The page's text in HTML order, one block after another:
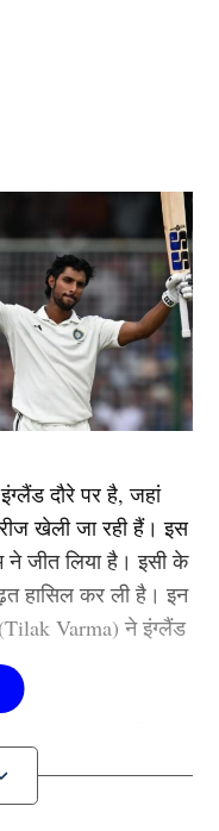
इंग्लैंड दौरे पर है, जहां
खेली जा रही हैं। इस
ने जीत लिया है। इसी के
हासिल कर ली है। इन
Varma) ने इंग्लैंड
तूफानी पारी के बारे में